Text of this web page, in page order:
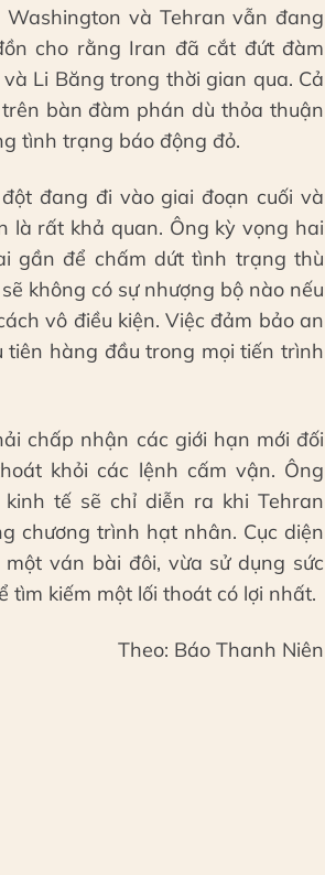
và Tehran vẫn đang
cho rằng Iran đã cắt đứt đàm
Li Băng trong thời gian qua. Cả
bàn đàm phán dù thỏa thuận
tình trạng báo động đỏ.
đang đi vào giai đoạn cuối và
là rất khả quan. Ông kỳ vọng hai
gần để chấm dứt tình trạng thù
không có sự nhượng bộ nào nếu
vô điều kiện. Việc đảm bảo an
hàng đầu trong mọi tiến trình
chấp nhận các giới hạn mới đối
khỏi các lệnh cấm vận. Ông
tế sẽ chỉ diễn ra khi Tehran
chương trình hạt nhân. Cục diện
ván bài đôi, vừa sử dụng sức
tìm kiếm một lối thoát có lợi nhất.
Theo: Báo Thanh Niên